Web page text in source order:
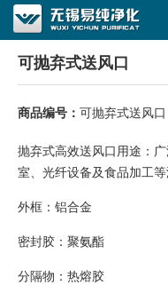
可抛弃式送风口
商品编号： 可抛弃式送风口
抛弃式高效送风口用途：
室、光纤设备及食品加工
外框：铝合金
密封胶：聚氨酯
分隔物：热熔胶